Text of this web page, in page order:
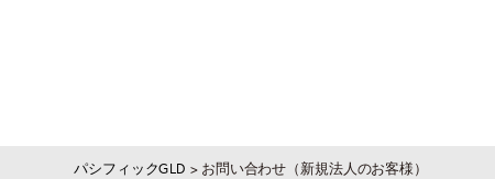
パシフィックGLD > お問い合わせ（新規法人のお客様）